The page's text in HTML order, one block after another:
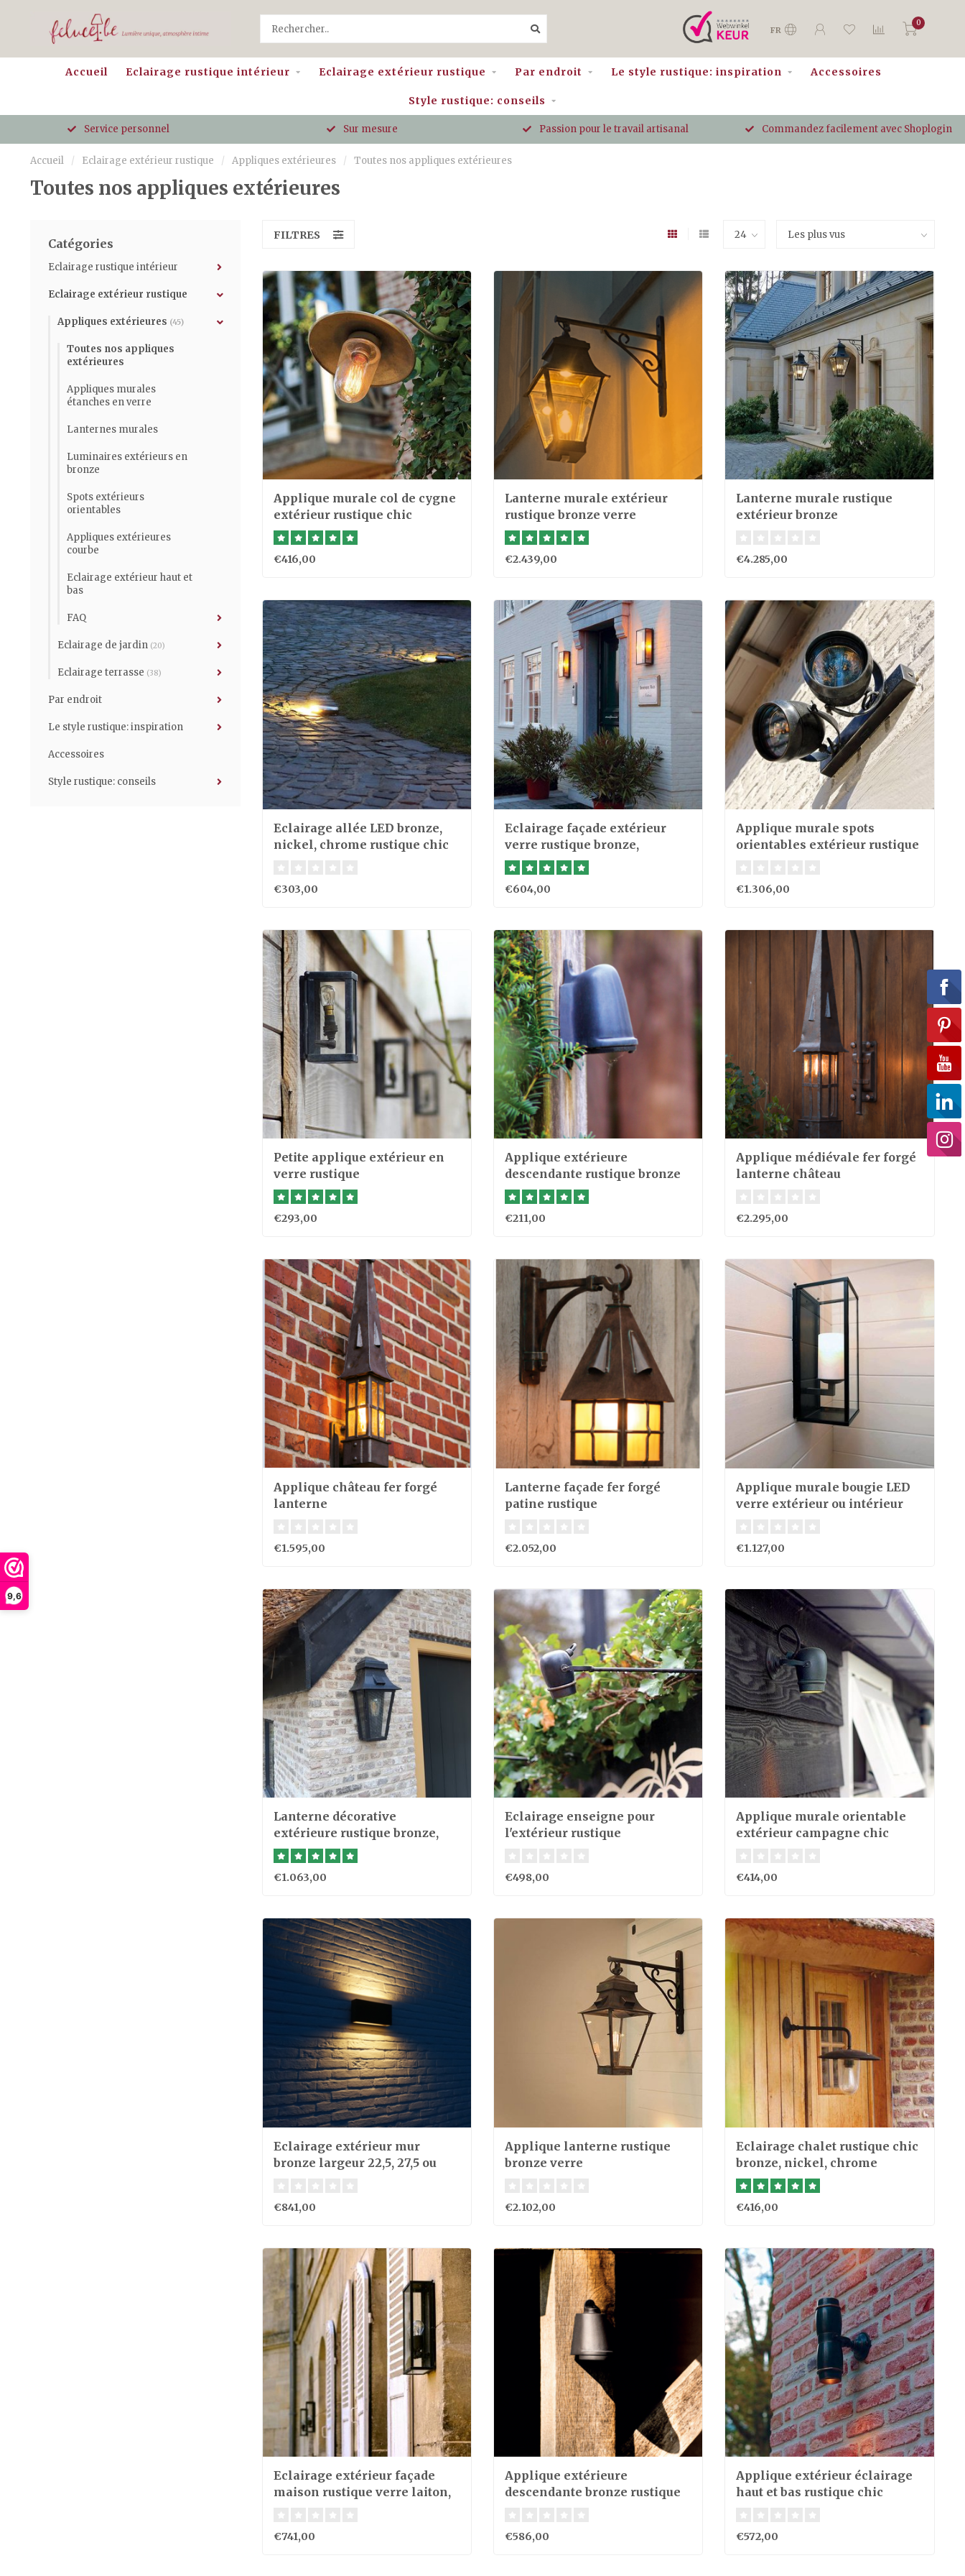
9,6
FR
0
Accueil Eclairage rustique intérieur Eclairage extérieur rustique Par endroit Le style rustique: inspiration Accessoires
Style rustique: conseils
Service personnel Sur mesure Passion pour le travail artisanal Commandez facilement avec Shoplogin
Accueil / Eclairage extérieur rustique / Appliques extérieures / Toutes nos appliques extérieures
Toutes nos appliques extérieures
Catégories
Eclairage rustique intérieur
Eclairage extérieur rustique
Appliques extérieures (45)
Toutes nos appliques
extérieures
Appliques murales
étanches en verre
Lanternes murales
Luminaires extérieurs en
bronze
Spots extérieurs
orientables
Appliques extérieures
courbe
Eclairage extérieur haut et
bas
FAQ
Eclairage de jardin (20)
Eclairage terrasse (38)
Par endroit
Le style rustique: inspiration
Accessoires
Style rustique: conseils
FILTRES
Applique murale col de cygne
extérieur rustique chic
€416,00
Lanterne murale extérieur
rustique bronze verre
€2.439,00
Lanterne murale rustique
extérieur bronze
€4.285,00
Eclairage allée LED bronze,
nickel, chrome rustique chic
€303,00
Eclairage façade extérieur
verre rustique bronze,
chrome, nickel, laiton
€604,00
Applique murale spots
orientables extérieur rustique
€1.306,00
Petite applique extérieur en
verre rustique
€293,00
Applique extérieure
descendante rustique bronze
GU10
€211,00
Applique médiévale fer forgé
lanterne château
€2.295,00
Applique château fer forgé
lanterne
€1.595,00
Lanterne façade fer forgé
patine rustique
€2.052,00
Applique murale bougie LED
verre extérieur ou intérieur
€1.127,00
Lanterne décorative
extérieure rustique bronze,
nickel
€1.063,00
Eclairage enseigne pour
l'extérieur rustique
€498,00
Applique murale orientable
extérieur campagne chic
€414,00
Eclairage extérieur mur
bronze largeur 22,5, 27,5 ou
€841,00
Applique lanterne rustique
bronze verre
€2.102,00
Eclairage chalet rustique chic
bronze, nickel, chrome
€416,00
Eclairage extérieur façade
maison rustique verre laiton,
€741,00
Applique extérieure
descendante bronze rustique
€586,00
Applique extérieur éclairage
haut et bas rustique chic
€572,00